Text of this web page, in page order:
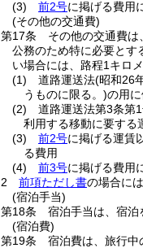
(3)
前2号に掲げる費用
(その他の交通費)
第17条
その他の交通費
公務のため特に必要とす
い場合には、路程1キロ
(1)
道路運送法(昭和26
うものに限る。)の用
(2)
道路運送法第3条第
利用する移動に要する
(3)
前2号に掲げる運賃
る費用
(4)
前3号に掲げる費用
2
前項ただし書の場合に
(宿泊手当)
第18条
宿泊手当は、宿泊
(宿泊費)
第19条
宿泊費は、旅行中